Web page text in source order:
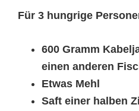
Für 3 hungrige
600 Gramm
einen anderen
Etwas Mehl
Saft einer halben